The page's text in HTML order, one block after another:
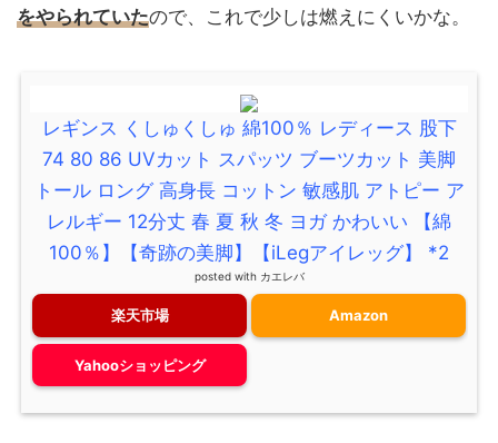
をやられていたので、これで少しは燃えにくいかな。
レギンス くしゅくしゅ 綿100％ レディース 股下
74 80 86 UVカット スパッツ ブーツカット 美脚
トール ロング 高身長 コットン 敏感肌 アトピー ア
レルギー 12分丈 春 夏 秋 冬 ヨガ かわいい 【綿
100％】【奇跡の美脚】【iLegアイレッグ】 *2
posted with カエレバ
楽天市場 Amazon
Yahooショッピング